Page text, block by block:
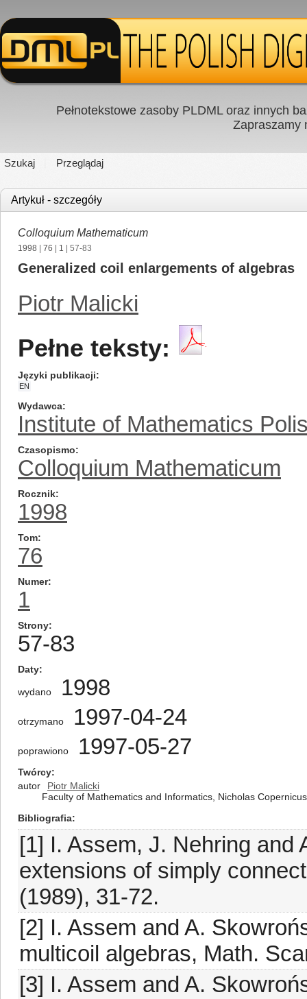
Pełnotekstowe zasoby PLDML oraz innych
Zapraszamy
Szukaj Przeglądaj
Artykuł - szczegóły
Colloquium Mathematicum
1998 76 1 | 57-83
Generalized coil enlargements of algebras
Piotr Malicki
Pełne teksty:
Języki publikacji
EN
Wydawca
Institute of Mathematics
Czasopismo
Colloquium Mathematicum
Rocznik
1998
Tom
76
Numer
1
Strony
57-83
Daty
wydano 1998
otrzymano 1997-04-24
poprawiono 1997-05-27
Twórcy
autor
Piotr Malicki
Faculty of Mathematics and Informatics, Nicholas
Bibliografia
[1] I. Assem, J. Nehring and
extensions of simply
(1989), 31-72.
[2] I. Assem and A.
multicoil algebras, Math.
[3] I. Assem and A.